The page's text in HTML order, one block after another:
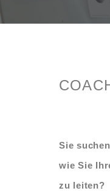
Sie
wie Sie
zu leiten?